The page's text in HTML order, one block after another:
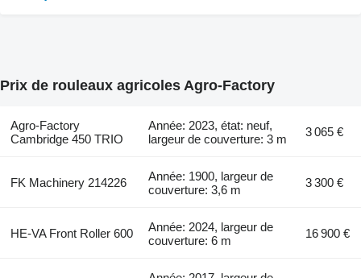
Prix de rouleaux agricoles Agro-Factory
Agro-Factory
Cambridge 450 TRIO
Année: 2023, état: neuf,
largeur de couverture: 3 m
3 065 €
FK Machinery 214226
Année: 1900, largeur de
couverture: 3,6 m
3 300 €
HE-VA Front Roller 600
Année: 2024, largeur de
couverture: 6 m
16 900 €